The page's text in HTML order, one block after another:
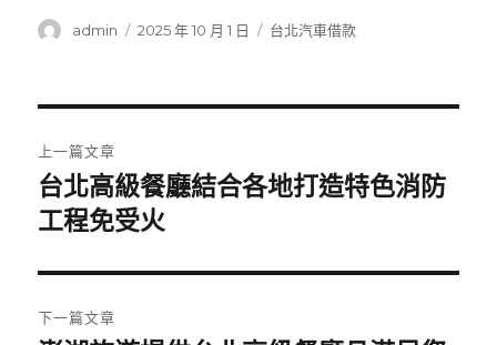
作
admin
發
2025 年 10 月 1 日
分
台北汽車借款
章
導
覽
上一篇文章
上
一
文
章:
台北高級餐廳結合各地打造特色消防
工程免受火
下一篇文章